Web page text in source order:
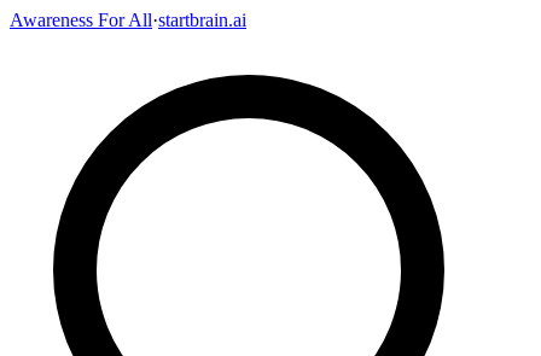
Awareness For All·startbrain.ai